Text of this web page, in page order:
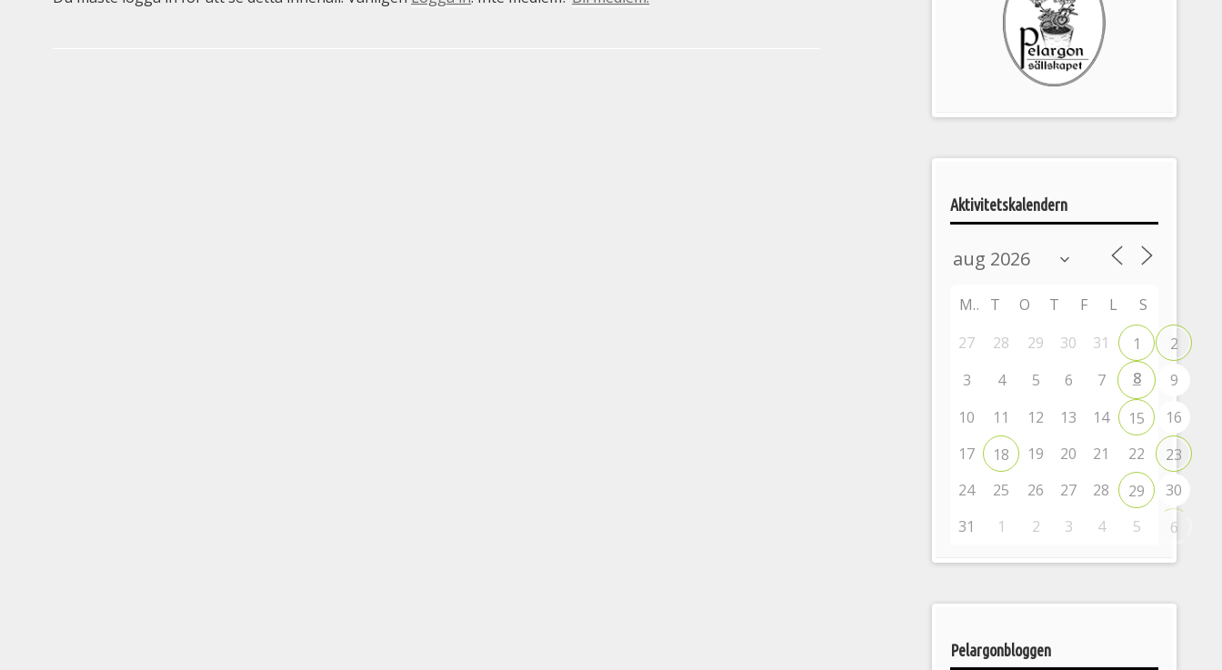
Pelargonsällskapets
aktiviteter
Aktivitetskalendern
M T O T F L
S
27
28 29 30 31 1
2
3
4 5 6 7 8
9
10
11 12 13 14 15
16
17
18 19 20 21 22
23
24
25 26 27 28 29
30
31
1 2 3 4 5 6
Pelargonbloggen